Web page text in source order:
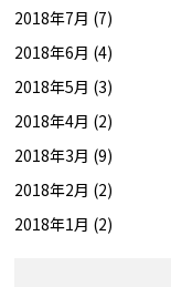
2018年7月 (7)
2018年6月 (4)
2018年5月 (3)
2018年4月 (2)
2018年3月 (9)
2018年2月 (2)
2018年1月 (2)